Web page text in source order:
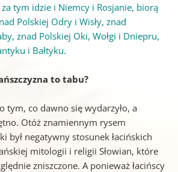
tym idzie i Niemcy i Rosjanie, biorą
Polskiej Odry i Wisły, znad
znad Polskiej Oki, Wołgi i Dniepru,
i Bałtyku.
to tabu?
tym, co dawno się wydarzyło, a
Otóż znamiennym rysem
był negatywny stosunek łacińskich
mitologii i religii Słowian, które
zniszczone. A ponieważ łacińscy